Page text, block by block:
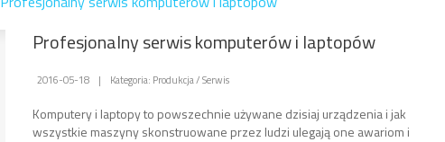
Profesjonalny serwis komputerów i laptopów
2016-05-18 | Kategoria: Produkcja / Serwis
Komputery i laptopy to powszechnie używane dzisiaj urządzenia i jak
wszystkie maszyny skonstruowane przez ludzi ulegają one awariom i